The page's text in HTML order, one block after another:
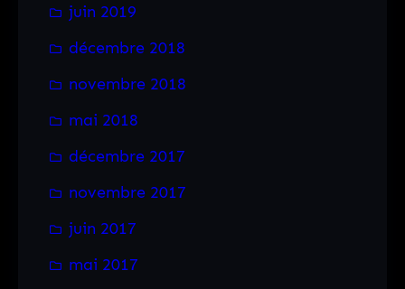
juin 2019
décembre 2018
novembre 2018
mai 2018
décembre 2017
novembre 2017
juin 2017
mai 2017